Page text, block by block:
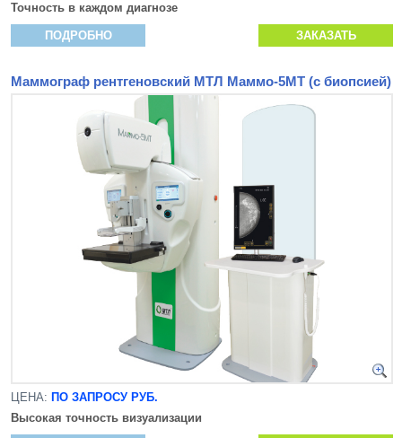
Точность в каждом диагнозе
ПОДРОБНО ЗАКАЗАТЬ
Маммограф рентгеновский МТЛ Маммо-5МТ (с биопсией)
ЦЕНА: ПО ЗАПРОСУ РУБ.
Высокая точность визуализации